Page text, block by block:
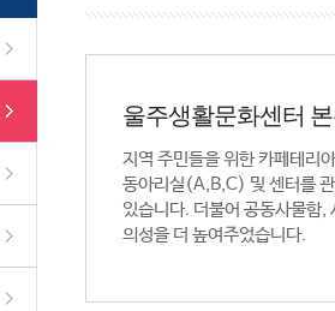
울주생활문화센터
지역 주민들을 위한 카페테리
동아리실(A,B,C) 및 센터를
있습니다. 더불어 공동사물함,
의성을 더 높여주었습니다.